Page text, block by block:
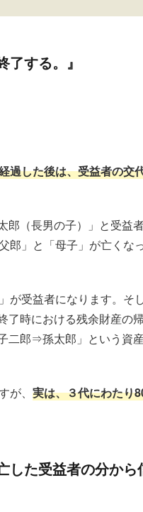
する。』
過した後は、受益者の交
（長男の子）」と受益
郎」と「母子」が亡くな
が受益者になります。そ
了時における残余財産の
郎⇒孫太郎」という資
、 実は、３代にわたり
した受益者の分から